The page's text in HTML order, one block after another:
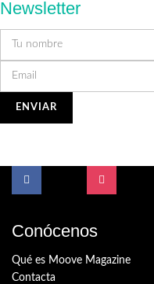
Newsletter
Conócenos
Qué es Moove Magazine
Contacta